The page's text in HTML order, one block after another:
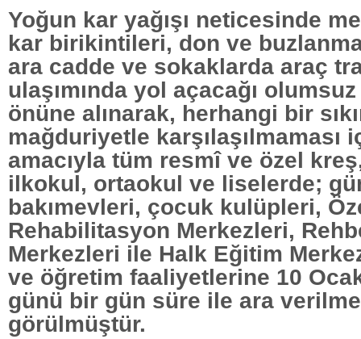
Yoğun kar yağışı neticesinde
kar birikintileri, don ve
ara cadde ve sokaklarda araç
ulaşımında yol açacağı
önüne alınarak, herhangi bir
mağduriyetle karşılaşılmaması
amacıyla tüm resmî ve özel
ilkokul, ortaokul ve liselerde;
bakımevleri, çocuk kulüpleri,
Rehabilitasyon Merkezleri,
Merkezleri ile Halk Eğitim
ve öğretim faaliyetlerine 10
günü bir gün süre ile ara
görülmüştür.